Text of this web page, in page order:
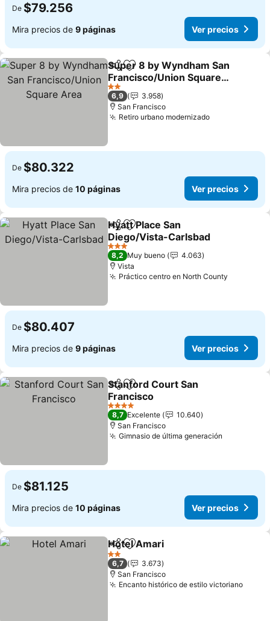
De $79.256
Mira precios de 9 páginas Ver precios
CompartirAgregar a favoritos
Super 8 by Wyndham San
Francisco/Union Square
Area
Ver precios
2 Estrellas
6,9
3.958
San Francisco
Retiro urbano modernizadoVer precios
De $80.322
Mira precios de 10 páginas Ver precios
CompartirAgregar a favoritos
Hyatt Place San
Diego/Vista-Carlsbad
Ver precios
3 Estrellas
8,2 Muy bueno
4.063
Vista
Práctico centro en North County
De $80.407
Mira precios de 9 páginas Ver precios
CompartirAgregar a favoritos
Stanford Court San
Francisco
Ver precios
4 Estrellas
8,7 Excelente
10.640
San Francisco
Gimnasio de última generación
De $81.125
Mira precios de 10 páginas Ver precios
CompartirAgregar a favoritos
Hotel Amari
2 Estrellas
6,7
3.673
San Francisco
Encanto histórico de estilo victorianoVer